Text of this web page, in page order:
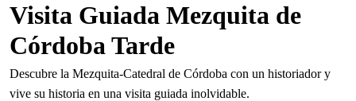
Visita Guiada Mezquita de
Córdoba Tarde
Descubre la Mezquita-Catedral de Córdoba con un historiador y
vive su historia en una visita guiada inolvidable.